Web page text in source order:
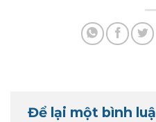
Để lại một bình